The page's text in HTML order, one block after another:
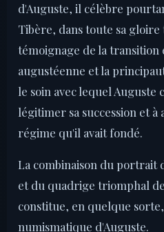
d'Auguste, il célèbre
Tibère, dans toute sa
témoignage de la transition
augustéenne et la
le soin avec lequel Auguste
légitimer sa succession et
régime qu'il avait fondé.
La combinaison du portrait
et du quadrige triomphal
constitue, en quelque
numismatique d'Auguste.